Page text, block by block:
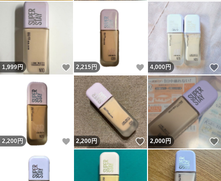
1,999円 いいね！
2,215円 いいね！
4,000円
2,200 円 いいね！
2,200円 いいね！
2,000円